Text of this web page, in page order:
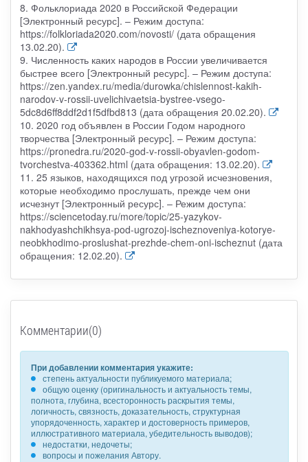
8. Фольклориада 2020 в Российской Федерации
[Электронный ресурс]. – Режим доступа:
https://folkloriada2020.com/novosti/ (дата обращения
13.02.20).
9. Численность каких народов в России увеличивается
быстрее всего [Электронный ресурс]. – Режим доступа:
https://zen.yandex.ru/media/durowka/chislennost-kakih-
narodov-v-rossii-uvelichivaetsia-bystree-vsego-
5dc8d6ff8ddf2d1f5dfbd813 (дата обращения 20.02.20).
10. 2020 год объявлен в России Годом народного
творчества [Электронный ресурс]. – Режим доступа:
https://pronedra.ru/2020-god-v-rossii-obyavlen-godom-
tvorchestva-403362.html (дата обращения: 13.02.20).
11. 25 языков, находящихся под угрозой исчезновения,
которые необходимо прослушать, прежде чем они
исчезнут [Электронный ресурс]. – Режим доступа:
https://sciencetoday.ru/more/topic/25-yazykov-
nakhodyashchikhsya-pod-ugrozoj-ischeznoveniya-kotorye-
neobkhodimo-proslushat-prezhde-chem-oni-ischeznut (дата
обращения: 12.02.20).
Комментарии(0)
При добавлении комментария укажите:
степень актуальности публикуемого материала;
общую оценку (оригинальность и актуальность темы,
полнота, глубина, всесторонность раскрытия темы,
логичность, связность, доказательность, структурная
упорядоченность, характер и достоверность примеров,
иллюстративного материала, убедительность выводов);
недостатки, недочеты;
вопросы и пожелания Автору.